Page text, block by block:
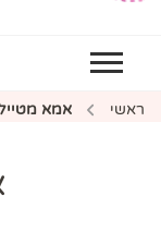
ראשי אמא